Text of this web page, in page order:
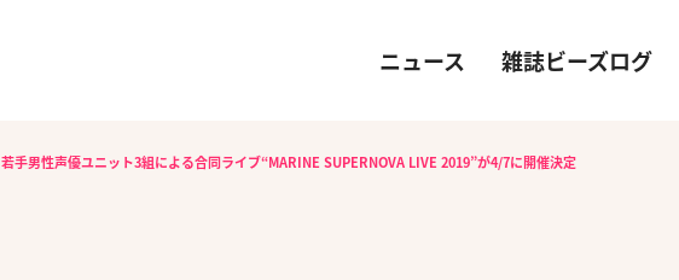
ニュース 雑誌ビーズログ
若手男性声優ユニット3組による合同ライブ“MARINE SUPERNOVA LIVE 2019”が4/7に開催決定